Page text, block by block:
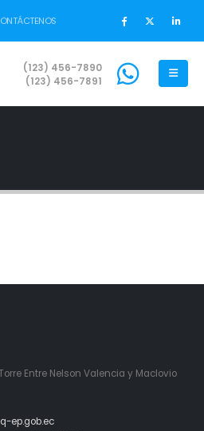
(123) 456-7890
(123) 456-7891
Entre Nelson Valencia y Maclovio
ep.gob.ec